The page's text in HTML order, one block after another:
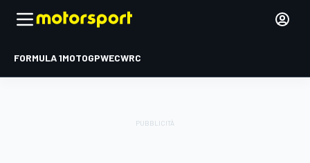
FORMULA 1MOTOGPWECWRC